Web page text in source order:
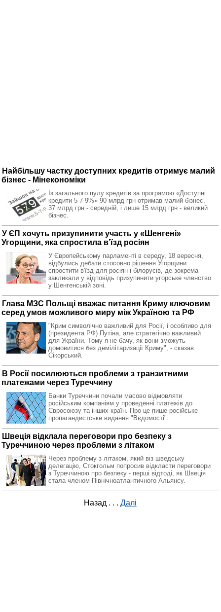
Найбільшу частку доступних кредитів отримує малий
бізнес - Мінекономіки
Із загального пулу кредитів за програмою «Доступні
кредити 5-7-9%» 90 млрд грн отримав малий бізнес,
37 млрд грн - середній, і лише 15 млрд грн - великий
бізнес.
У ЄП хочуть призупинити участь у «Шенгені»
Угорщини, яка спростила в’їзд росіян
У Європейському парламенті в середу, 18 вересня,
відбулись дебати стосовно рішення Угорщини
спростити в'їзд для росіян і білорусів, де зокрема
закликали у відповідь призупинити угорське членство
у Шенгенській зоні.
Глава МЗС Польщі вважає питання Криму ключовим
серед умов можливого миру між Україною та РФ
"Крим символічно важливий для Росії, і особливо для
(президента РФ) Путіна, але стратегічно важливий
для України. Тому я не бачу, як вони зможуть
домовитися без демілітаризації Криму", - сказав
Сікорський.
В Росії посилюються проблеми з транзитними
платежами через Туреччину
Банки Туреччини почали масово відмовляти
російським компаніям у проведенні платежів до
Євросоюзу та інших країн. Про це пише російське
пропагандистське видання "Вєдомості".
Швеція відклала переговори про безпеку з
Туреччиною через проблеми з літаком
Через проблему з літаком, який віз шведську
делегацію, Стокгольм попросив відкласти переговори
з Туреччиною про безпеку - перші відтоді, як Швеція
стала членом Північноатлантичного Альянсу.
Назад . . . Далі